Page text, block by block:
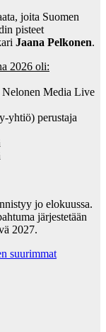
joita Suomen
pisteet
Jaana Pelkonen.
2026 oli:
Media Live
yhtiö) perustaja
jo elokuussa.
järjestetään
2027.
suurimmat